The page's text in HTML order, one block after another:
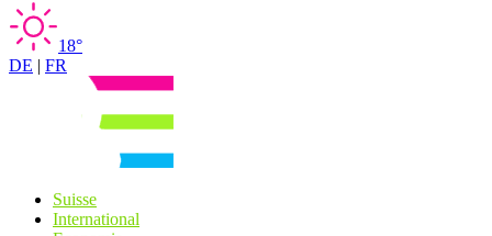
18°
DE | FR
Suisse
International